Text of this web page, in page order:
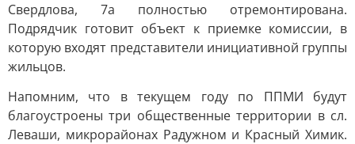
Свердлова, 7а полностью отремонтирована.
Подрядчик готовит объект к приемке комиссии, в
которую входят представители инициативной группы
жильцов.
Напомним, что в текущем году по ППМИ будут
благоустроены три общественные территории в сл.
Леваши, микрорайонах Радужном и Красный Химик.